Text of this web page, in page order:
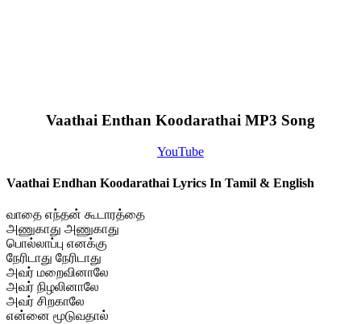
Vaathai Enthan Koodarathai MP3 Song
YouTube
Vaathai Endhan Koodarathai Lyrics In Tamil & English
வாதை எந்தன் கூடாரத்தை
அணுகாது அணுகாது
பொல்லாப்பு எனக்கு
நேரிடாது நேரிடாது
அவர் மறைவினாலே
அவர் நிழலினாலே
அவர் சிறகாலே
என்னை மூடுவதால்